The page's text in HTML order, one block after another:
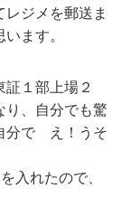
ジメを郵送ま
ます。
１部上場２
り、自分でも驚
分で え！うそ
入れたので、